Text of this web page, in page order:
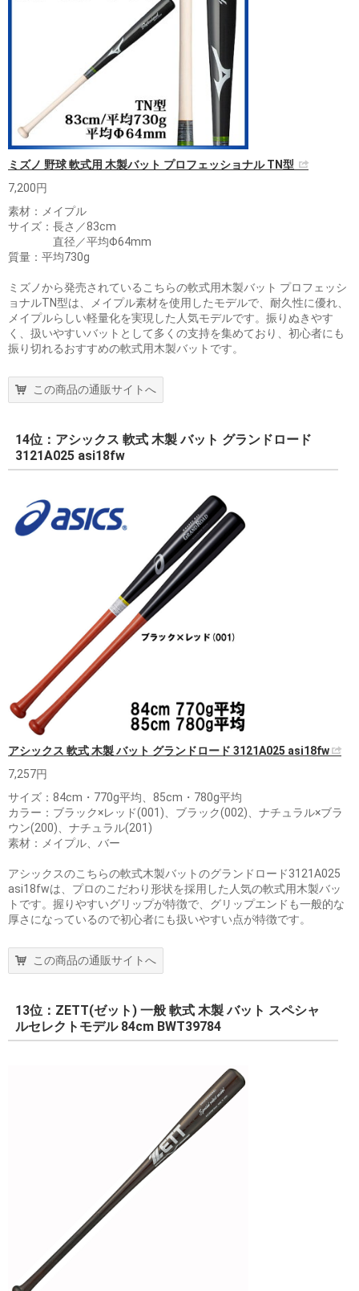
ミズノ 野球 軟式用 木製バット プロフェッショナル TN型
7,200円
素材：メイプル
サイズ：長さ／83cm
直径／平均Φ64mm
質量：平均730g
ミズノから発売されているこちらの軟式用木製バット プロフェッシ
ョナルTN型は、メイプル素材を使用したモデルで、耐久性に優れ、
メイプルらしい軽量化を実現した人気モデルです。振りぬきやす
く、扱いやすいバットとして多くの支持を集めており、初心者にも
振り切れるおすすめの軟式用木製バットです。
この商品の通販サイトへ
14位：アシックス 軟式 木製 バット グランドロード
3121A025 asi18fw
アシックス 軟式 木製 バット グランドロード 3121A025 asi18fw
7,257円
サイズ：84cm・770g平均、85cm・780g平均
カラー：ブラック×レッド(001)、ブラック(002)、ナチュラル×ブラ
ウン(200)、ナチュラル(201)
素材：メイプル、バー
アシックスのこちらの軟式木製バットのグランドロード3121A025
asi18fwは、プロのこだわり形状を採用した人気の軟式用木製バッ
トです。握りやすいグリップが特徴で、グリップエンドも一般的な
厚さになっているので初心者にも扱いやすい点が特徴です。
この商品の通販サイトへ
13位：ZETT(ゼット) 一般 軟式 木製 バット スペシャ
ルセレクトモデル 84cm BWT39784